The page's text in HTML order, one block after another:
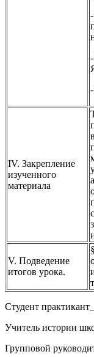
IV. Закрепление
изученного
материала
V. Подведение
итогов урока.
Студент
Учитель истории
Групповой